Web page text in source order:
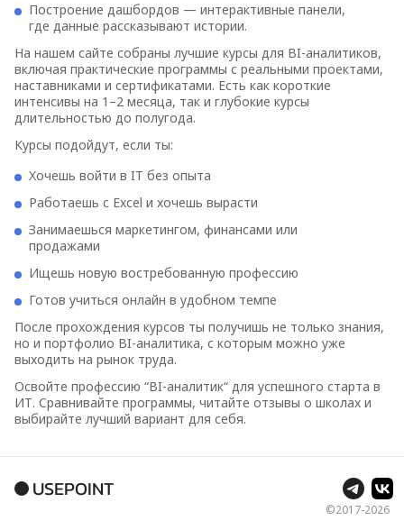
Построение дашбордов — интерактивные панели,
где данные рассказывают истории.
На нашем сайте собраны лучшие курсы для BI-аналитиков,
включая практические программы с реальными проектами,
наставниками и сертификатами. Есть как короткие
интенсивы на 1–2 месяца, так и глубокие курсы
длительностью до полугода.
Курсы подойдут, если ты:
Хочешь войти в IT без опыта
Работаешь с Excel и хочешь вырасти
Занимаешься маркетингом, финансами или
продажами
Ищешь новую востребованную профессию
Готов учиться онлайн в удобном темпе
После прохождения курсов ты получишь не только знания,
но и портфолио BI-аналитика, с которым можно уже
выходить на рынок труда.
Освойте профессию “BI-аналитик“ для успешного старта в
ИТ. Сравнивайте программы, читайте отзывы о школах и
выбирайте лучший вариант для себя.
USEPOINT
©2017-2026